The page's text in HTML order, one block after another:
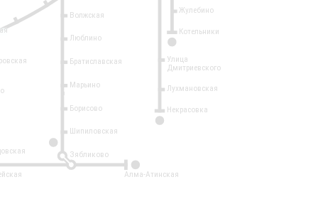
2
Жулебино
Котельники
Волжская
Люблино
Братиславская
Марьино
Борисово
Шипиловская
Зябликово
Алма-Атинская
Улица
Дмитриевского
Лухмановская
Некрасовка